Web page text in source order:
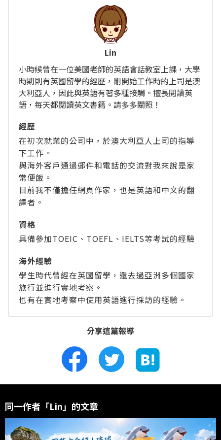
Lin
小時候曾在一位美國老師的英語會話教室上課，大學
時期則有英國留學的經歷，剛開始工作時的上司是澳
大利亞人，因此與英語有著多種接觸。擅長閱讀英
語，每天都閱讀英文書籍。請多多關照！
經歴
在初次就業的公司中，於澳大利亞人上司的指導
下工作。
與海外客戶通過郵件和電話的交流對我來說是家
常便飯。
目前我不僅擔任網頁作家，也是英語和中文的翻
譯者。
資格
具備參加TOEIC、TOEFL、IELTS等考試的經驗
海外經驗
學生時代曾經在英國留學，還去過亞洲多個國家
旅行並進行實地考察。
也有在實地考察中使用英語進行採訪的經驗。
分享這篇報導
同一作者「Lin」的文章